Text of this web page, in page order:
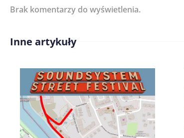
Imię/ Nick*
Brak komentarzy do wyświetlenia.
Inne artykuły